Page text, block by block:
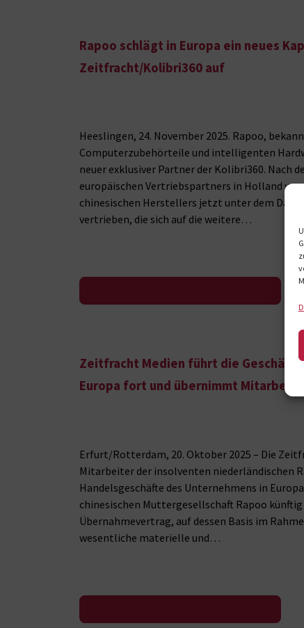
Rapoo schlägt in Europa ein neues
Zeitfracht/Kolibri360 auf
Heeslingen, 24. November 2025. Rapoo,
Computerzubehörteile und intelligenten
neuer exklusiver Partner der Kolibri360. Nach
europäischen Vertriebspartners in Holland
chinesischen Herstellers jetzt unter dem Dach
vertrieben, die sich auf die weitere…
Zeitfracht Medien führt die Geschäfte
Europa fort und übernimmt Mitarbeiter
Erfurt/Rotterdam, 20. Oktober 2025 – Die
Mitarbeiter der insolventen niederländischen
Handelsgeschäfte des Unternehmens in
chinesischen Muttergesellschaft Rapoo
Übernahmevertrag, auf dessen Basis im
wesentliche materielle und…